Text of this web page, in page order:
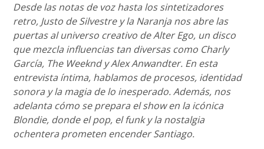
Desde las notas de voz hasta los sintetizadores
retro, Justo de Silvestre y la Naranja nos abre las
puertas al universo creativo de Alter Ego, un disco
que mezcla influencias tan diversas como Charly
García, The Weeknd y Alex Anwandter. En esta
entrevista íntima, hablamos de procesos, identidad
sonora y la magia de lo inesperado. Además, nos
adelanta cómo se prepara el show en la icónica
Blondie, donde el pop, el funk y la nostalgia
ochentera prometen encender Santiago.